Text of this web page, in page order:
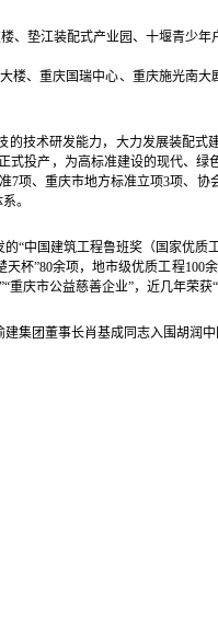
、垫江装配式产业园、十堰青少
、重庆国瑞中心、重庆施光南
技术研发能力，大力发展装配式
投产，为高标准建设的现代、绿
项、重庆市地方标准立项3项、
。
“中国建筑工程鲁班奖（国家优质
杯”80余项，地市级优质工程100
庆市公益慈善企业”，近几年荣获“
集团董事长肖基成同志入围胡润中